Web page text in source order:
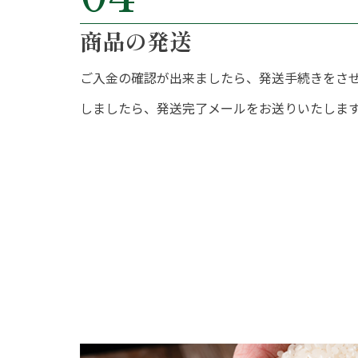
商品の発送
ご入金の確認が出来ましたら、発送手続きをさ
しましたら、発送完了メールをお送りいたしま